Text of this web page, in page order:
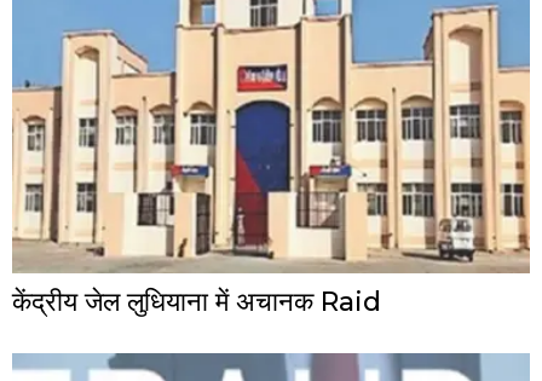
केंद्रीय जेल लुधियाना में अचानक Raid